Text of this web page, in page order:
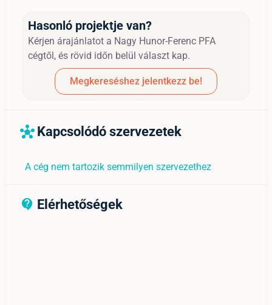
Hasonló projektje van?
Kérjen árajánlatot a Nagy Hunor-Ferenc PFA
cégtől, és rövid időn belül választ kap.
Megkereséshez jelentkezz be!
hub Kapcsolódó szervezetek
A cég nem tartozik semmilyen szervezethez
contact_support_outline
Elérhetőségek